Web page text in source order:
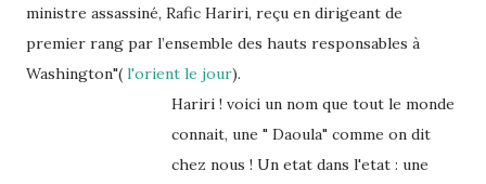
ministre assassiné, Rafic Hariri, reçu en dirigeant de
premier rang par l’ensemble des hauts responsables à
Washington"( l'orient le jour).
Hariri ! voici un nom que tout le monde
connait, une " Daoula" comme on dit
chez nous ! Un etat dans l'etat : une